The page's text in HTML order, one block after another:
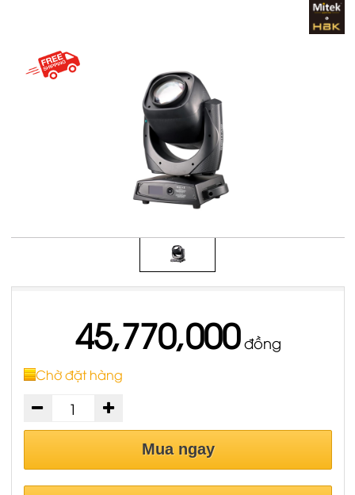
45,770,000đồng
Chờ đặt hàng
Mua ngay